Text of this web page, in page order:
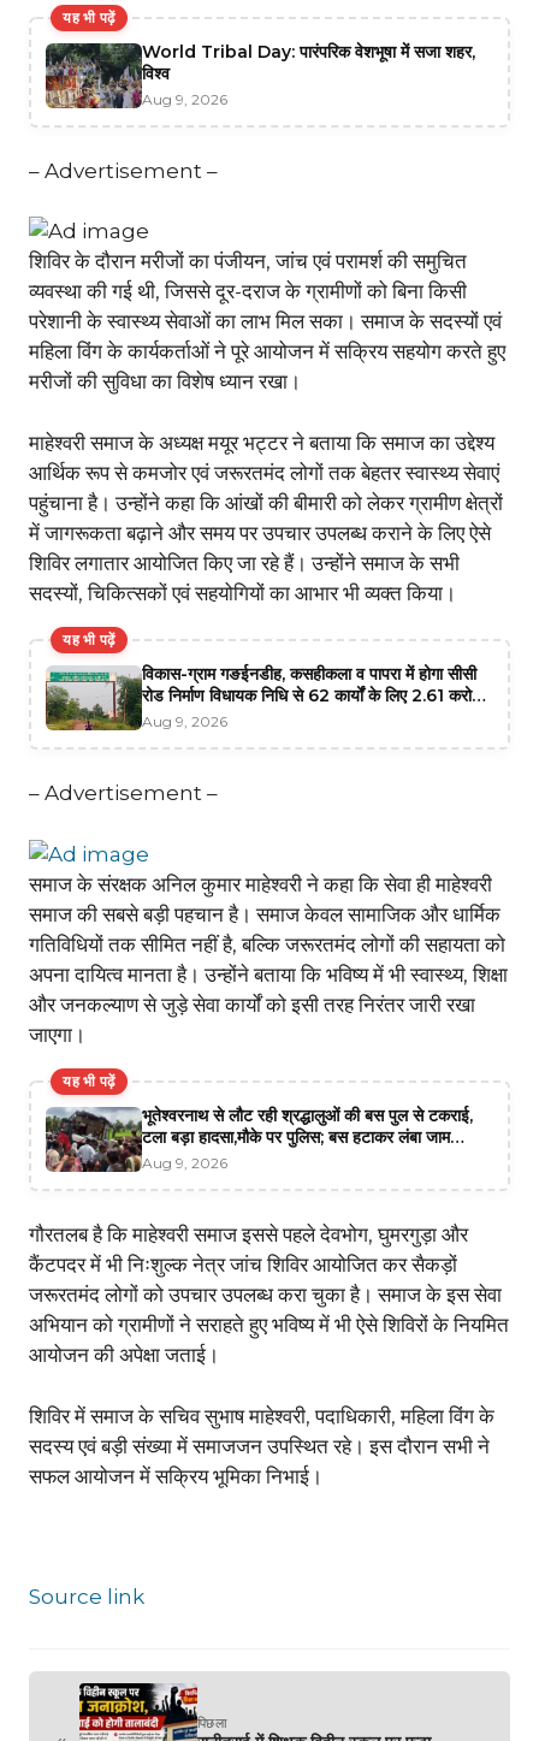
यह भी पढ़ें
World Tribal Day: पारंपरिक वेशभूषा में सजा शहर,
विश्व
Aug 9, 2026
– Advertisement –
शिविर के दौरान मरीजों का पंजीयन, जांच एवं परामर्श की समुचित
व्यवस्था की गई थी, जिससे दूर-दराज के ग्रामीणों को बिना किसी
परेशानी के स्वास्थ्य सेवाओं का लाभ मिल सका। समाज के सदस्यों एवं
महिला विंग के कार्यकर्ताओं ने पूरे आयोजन में सक्रिय सहयोग करते हुए
मरीजों की सुविधा का विशेष ध्यान रखा।
माहेश्वरी समाज के अध्यक्ष मयूर भट्टर ने बताया कि समाज का उद्देश्य
आर्थिक रूप से कमजोर एवं जरूरतमंद लोगों तक बेहतर स्वास्थ्य सेवाएं
पहुंचाना है। उन्होंने कहा कि आंखों की बीमारी को लेकर ग्रामीण क्षेत्रों
में जागरूकता बढ़ाने और समय पर उपचार उपलब्ध कराने के लिए ऐसे
शिविर लगातार आयोजित किए जा रहे हैं। उन्होंने समाज के सभी
सदस्यों, चिकित्सकों एवं सहयोगियों का आभार भी व्यक्त किया।
यह भी पढ़ें
विकास-ग्राम गङईनडीह, कसहीकला व पापरा में होगा सीसी
रोड निर्माण विधायक निधि से 62 कार्यों के लिए 2.61 करोड़
स्वीकृत
Aug 9, 2026
– Advertisement –
समाज के संरक्षक अनिल कुमार माहेश्वरी ने कहा कि सेवा ही माहेश्वरी
समाज की सबसे बड़ी पहचान है। समाज केवल सामाजिक और धार्मिक
गतिविधियों तक सीमित नहीं है, बल्कि जरूरतमंद लोगों की सहायता को
अपना दायित्व मानता है। उन्होंने बताया कि भविष्य में भी स्वास्थ्य, शिक्षा
और जनकल्याण से जुड़े सेवा कार्यों को इसी तरह निरंतर जारी रखा
जाएगा।
यह भी पढ़ें
भूतेश्वरनाथ से लौट रही श्रद्धालुओं की बस पुल से टकराई,
टला बड़ा हादसा,मौके पर पुलिस; बस हटाकर लंबा जाम
खुलवाने में जुटी
Aug 9, 2026
गौरतलब है कि माहेश्वरी समाज इससे पहले देवभोग, घुमरगुड़ा और
कैंटपदर में भी निःशुल्क नेत्र जांच शिविर आयोजित कर सैकड़ों
जरूरतमंद लोगों को उपचार उपलब्ध करा चुका है। समाज के इस सेवा
अभियान को ग्रामीणों ने सराहते हुए भविष्य में भी ऐसे शिविरों के नियमित
आयोजन की अपेक्षा जताई।
शिविर में समाज के सचिव सुभाष माहेश्वरी, पदाधिकारी, महिला विंग के
सदस्य एवं बड़ी संख्या में समाजजन उपस्थित रहे। इस दौरान सभी ने
सफल आयोजन में सक्रिय भूमिका निभाई।
Source link
पिछला